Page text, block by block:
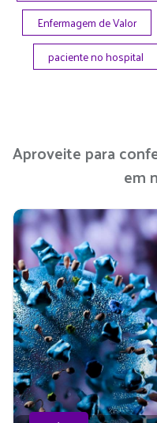
Enfermagem de Valor
paciente no hospital
Aproveite para
em